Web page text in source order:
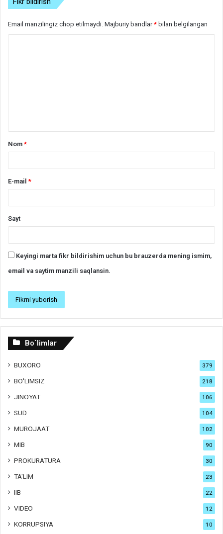
Email manzilingiz chop etilmaydi. Majburiy bandlar* bilan belgilangan
Nom*
E-mail*
Sayt
Keyingi marta fikr bildirishim uchun bu brauzerda mening ismim,
email va saytim manzili saqlansin.
Bo`limlar
BUXORO 379
BO'LIMSIZ 218
JINOYAT 106
SUD 104
MUROJAAT 102
MIB 90
PROKURATURA 30
TA'LIM 23
IIB 22
VIDEO 12
KORRUPSIYA 10